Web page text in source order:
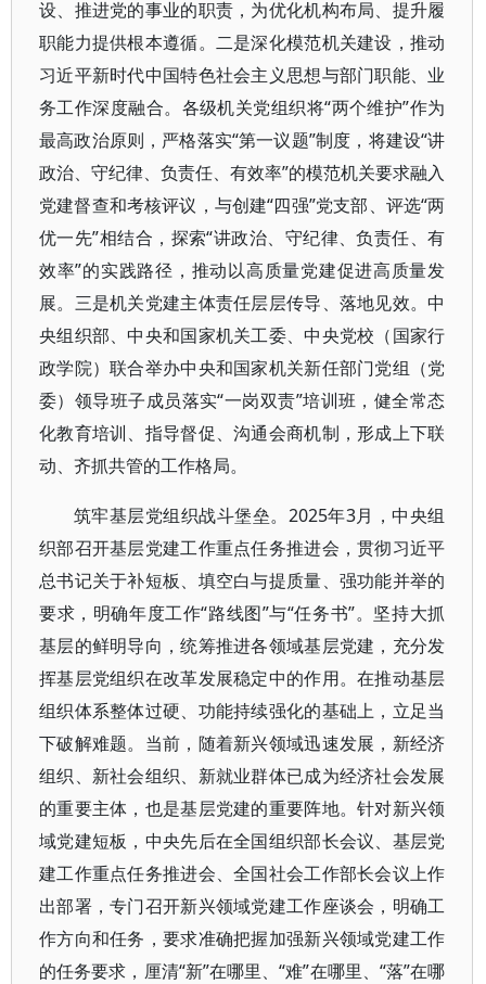
设、推进党的事业的职责，为优化机构布局、提升履
职能力提供根本遵循。二是深化模范机关建设，推动
习近平新时代中国特色社会主义思想与部门职能、业
务工作深度融合。各级机关党组织将“两个维护”作为
最高政治原则，严格落实“第一议题”制度，将建设“讲
政治、守纪律、负责任、有效率”的模范机关要求融入
党建督查和考核评议，与创建“四强”党支部、评选“两
优一先”相结合，探索“讲政治、守纪律、负责任、有
效率”的实践路径，推动以高质量党建促进高质量发
展。三是机关党建主体责任层层传导、落地见效。中
央组织部、中央和国家机关工委、中央党校（国家行
政学院）联合举办中央和国家机关新任部门党组（党
委）领导班子成员落实“一岗双责”培训班，健全常态
化教育培训、指导督促、沟通会商机制，形成上下联
动、齐抓共管的工作格局。
筑牢基层党组织战斗堡垒。2025年3月，中央组
织部召开基层党建工作重点任务推进会，贯彻习近平
总书记关于补短板、填空白与提质量、强功能并举的
要求，明确年度工作“路线图”与“任务书”。坚持大抓
基层的鲜明导向，统筹推进各领域基层党建，充分发
挥基层党组织在改革发展稳定中的作用。在推动基层
组织体系整体过硬、功能持续强化的基础上，立足当
下破解难题。当前，随着新兴领域迅速发展，新经济
组织、新社会组织、新就业群体已成为经济社会发展
的重要主体，也是基层党建的重要阵地。针对新兴领
域党建短板，中央先后在全国组织部长会议、基层党
建工作重点任务推进会、全国社会工作部长会议上作
出部署，专门召开新兴领域党建工作座谈会，明确工
作方向和任务，要求准确把握加强新兴领域党建工作
的任务要求，厘清“新”在哪里、“难”在哪里、“落”在哪